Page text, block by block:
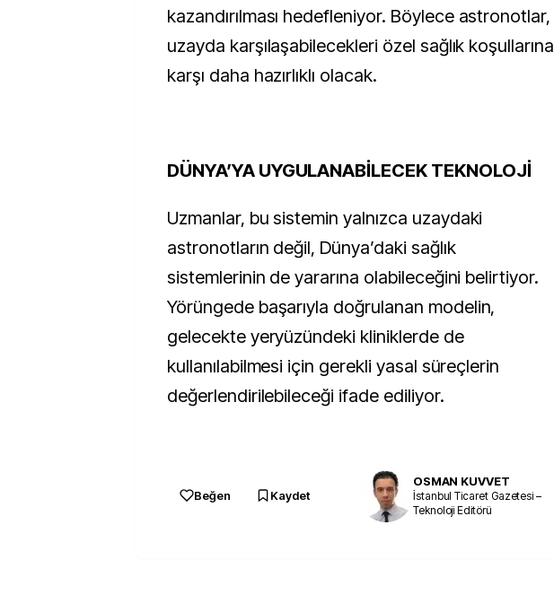
kazandırılması hedefleniyor. Böylece astronotlar,
uzayda karşılaşabilecekleri özel sağlık koşullarına
karşı daha hazırlıklı olacak.
DÜNYA’YA UYGULANABİLECEK TEKNOLOJİ
Uzmanlar, bu sistemin yalnızca uzaydaki
astronotların değil, Dünya’daki sağlık
sistemlerinin de yararına olabileceğini belirtiyor.
Yörüngede başarıyla doğrulanan modelin,
gelecekte yeryüzündeki kliniklerde de
kullanılabilmesi için gerekli yasal süreçlerin
değerlendirilebileceği ifade ediliyor.
Beğen Kaydet
OSMAN KUVVET
İstanbul Ticaret Gazetesi –
Teknoloji Editörü